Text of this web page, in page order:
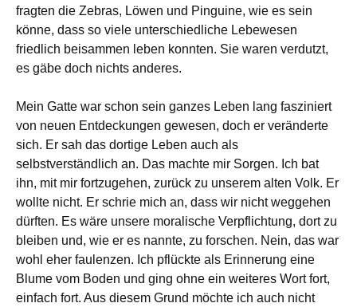
fragten die Zebras, Löwen und Pinguine, wie es sein
könne, dass so viele unterschiedliche Lebewesen
friedlich beisammen leben konnten. Sie waren verdutzt,
es gäbe doch nichts anderes.
Mein Gatte war schon sein ganzes Leben lang fasziniert
von neuen Entdeckungen gewesen, doch er veränderte
sich. Er sah das dortige Leben auch als
selbstverständlich an. Das machte mir Sorgen. Ich bat
ihn, mit mir fortzugehen, zurück zu unserem alten Volk. Er
wollte nicht. Er schrie mich an, dass wir nicht weggehen
dürften. Es wäre unsere moralische Verpflichtung, dort zu
bleiben und, wie er es nannte, zu forschen. Nein, das war
wohl eher faulenzen. Ich pflückte als Erinnerung eine
Blume vom Boden und ging ohne ein weiteres Wort fort,
einfach fort. Aus diesem Grund möchte ich auch nicht